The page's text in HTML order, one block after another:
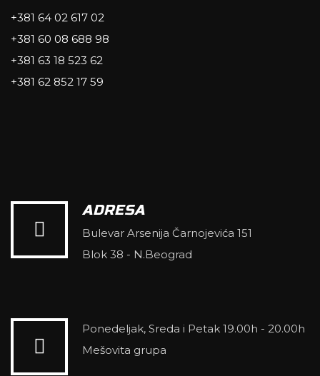
+381 64 02 617 02
+381 60 08 688 98
+381 63 18 523 62
+381 62 852 17 59
ADRESA
Bulevar Arsenija Čarnojevića 151
Blok 38 - N.Beograd
Ponedeljak, Sreda i Petak 19.00h - 20.00h
Mešovita grupa